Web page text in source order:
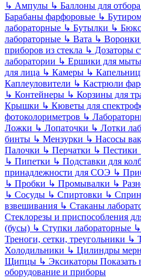
↳ Ампулы ↳ Баллоны для отбора
Барабаны фарфоровые ↳
лабораторные ↳ Бутылки ↳
лабораторные ↳ Вата ↳ Воронки
приборов из стекла ↳ Дозаторы
лаборатории ↳ Ершики для
для лица ↳ Камеры ↳
Каплеуловители ↳ Кастрюли
↳ Контейнеры ↳ Корзины для
Крышки ↳ Кюветы для
фотоколориметров ↳
Ложки ↳ Лопаточки ↳ Лотки
бинты ↳ Мензурки ↳ Насосы
Палочки ↳ Перчатки ↳ Пестики
↳ Пипетки ↳ Подставки для
принадлежности для СОЭ ↳
↳ Пробки ↳ Промывалки ↳
↳ Сосуды ↳ Спиртовки ↳
взвешивания ↳ Стаканы
Стеклорезы и приспособления
(бусы) ↳ Ступки лабораторные ↳
Треноги, сетки, треугольники ↳
Холодильники ↳ Цилиндры
Щипцы ↳ Эксикаторы Показать
оборудование и приборы